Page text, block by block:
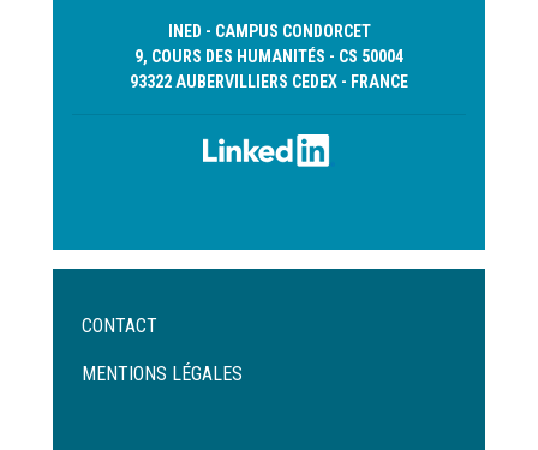
INED - CAMPUS CONDORCET
9, COURS DES HUMANITÉS - CS 50004
93322 AUBERVILLIERS CEDEX - FRANCE
Menu
de
CONTACT
MENTIONS LÉGALES